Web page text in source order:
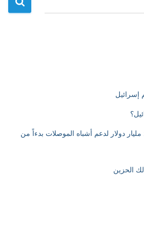
إسرائيل
كوريا الجنوبية تخصص 19 مليار دولار لدعم أشباه الموصلات بدءاً من
الحزين